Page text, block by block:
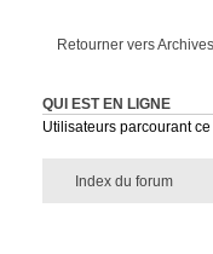
Retourner vers Archives
QUI EST EN LIGNE
Utilisateurs parcourant
Index du forum